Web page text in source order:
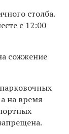
столба.
с 12:00
сожжение
на время